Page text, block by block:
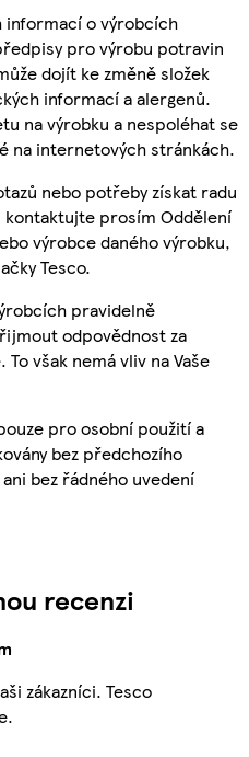
informací o výrobcích
pro výrobu potravin
dojít ke změně složek
informací a alergenů.
na výrobku a nespoléhat se
na internetových stránkách.
nebo potřeby získat radu
kontaktujte prosím Oddělení
výrobce daného výrobku,
Tesco.
pravidelně
odpovědnost za
však nemá vliv na Vaše
pro osobní použití a
bez předchozího
bez řádného uvedení
recenzi
zákazníci. Tesco